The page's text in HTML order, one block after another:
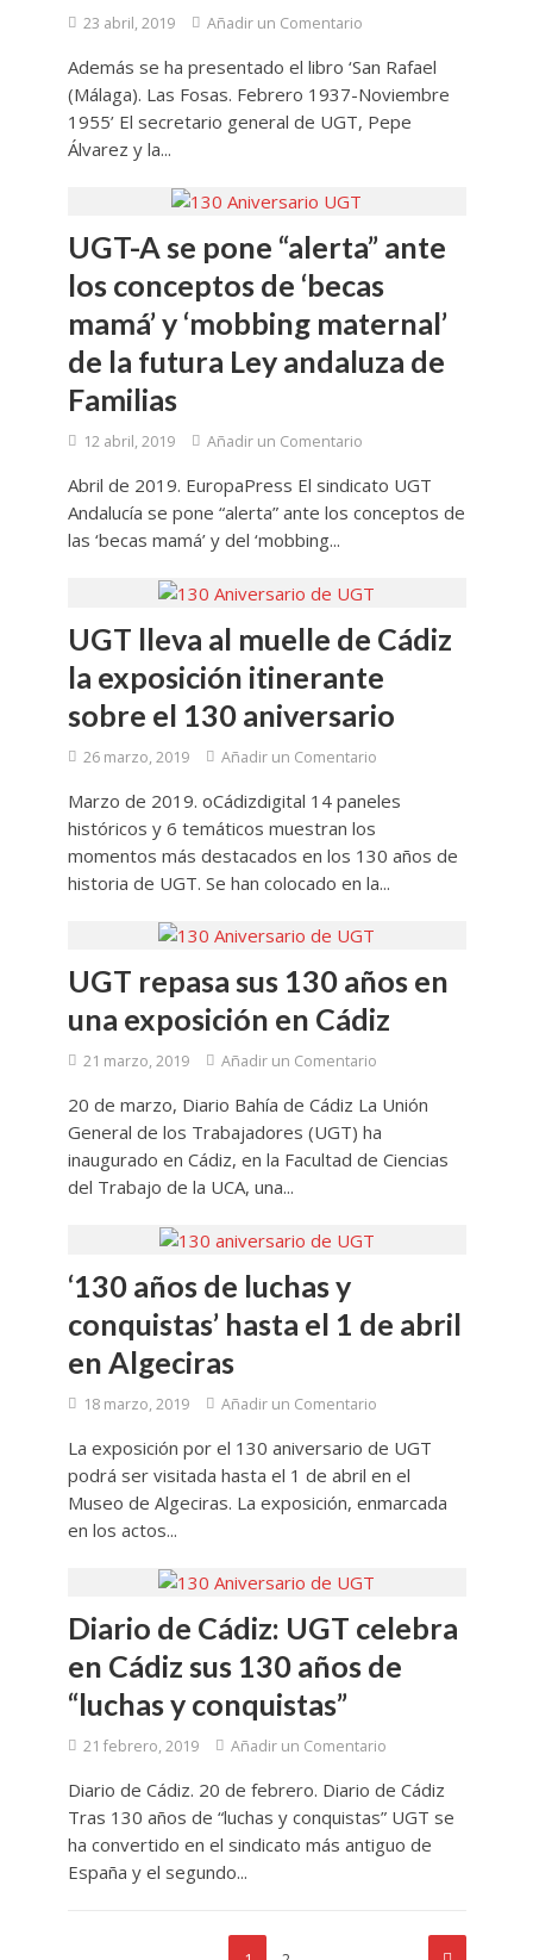
23 abril, 2019 Añadir un Comentario
Además se ha presentado el libro ‘San Rafael
(Málaga). Las Fosas. Febrero 1937-Noviembre
1955’ El secretario general de UGT, Pepe
Álvarez y la...
UGT-A se pone “alerta” ante
los conceptos de ‘becas
mamá’ y ‘mobbing maternal’
de la futura Ley andaluza de
Familias
12 abril, 2019 Añadir un Comentario
Abril de 2019. EuropaPress El sindicato UGT
Andalucía se pone “alerta” ante los conceptos de
las ‘becas mamá’ y del ‘mobbing...
UGT lleva al muelle de Cádiz
la exposición itinerante
sobre el 130 aniversario
26 marzo, 2019 Añadir un Comentario
Marzo de 2019. oCádizdigital 14 paneles
históricos y 6 temáticos muestran los
momentos más destacados en los 130 años de
historia de UGT. Se han colocado en la...
UGT repasa sus 130 años en
una exposición en Cádiz
21 marzo, 2019 Añadir un Comentario
20 de marzo, Diario Bahía de Cádiz La Unión
General de los Trabajadores (UGT) ha
inaugurado en Cádiz, en la Facultad de Ciencias
del Trabajo de la UCA, una...
‘130 años de luchas y
conquistas’ hasta el 1 de abril
en Algeciras
18 marzo, 2019 Añadir un Comentario
La exposición por el 130 aniversario de UGT
podrá ser visitada hasta el 1 de abril en el
Museo de Algeciras. La exposición, enmarcada
en los actos...
Diario de Cádiz: UGT celebra
en Cádiz sus 130 años de
“luchas y conquistas”
21 febrero, 2019 Añadir un Comentario
Diario de Cádiz. 20 de febrero. Diario de Cádiz
Tras 130 años de “luchas y conquistas” UGT se
ha convertido en el sindicato más antiguo de
España y el segundo...